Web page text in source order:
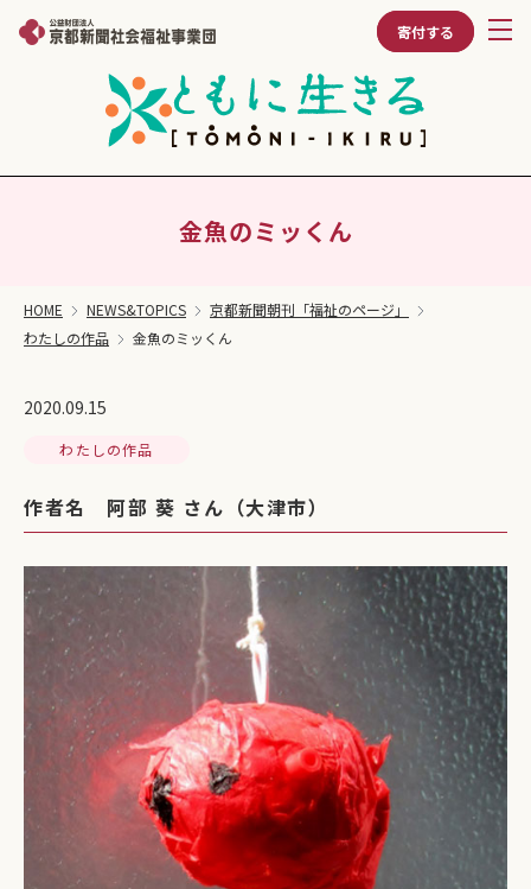
寄付する
金魚のミッくん
HOME NEWS&TOPICS
京都新聞朝刊「福祉のページ」
わたしの作品
金魚のミッくん
2020.09.15
わたしの作品
作者名 阿部 葵 さん（大津市）